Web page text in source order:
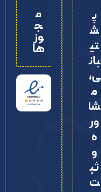
پ
ش
تی
بان
ی،
م
شا
ور
ه
و
ثب
ت‌
م
ج
وز
ها